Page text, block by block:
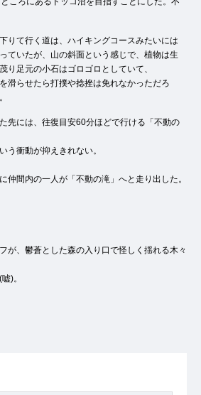
りて行く道は、ハイキングコースみたいには
ていたが、山の斜面という感じで、植物は生
り足元の小石はゴロゴロとしていて、
滑らせたら打撲や捻挫は免れなかっただろ
先には、往復目安60分ほどで行ける「不動の
う衝動が抑えきれない。
間内の一人が「不動の滝」へと走り出した。
が、鬱蒼とした森の入り口で怪しく揺れる木々
)。